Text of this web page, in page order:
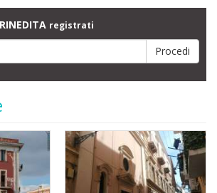
registrati